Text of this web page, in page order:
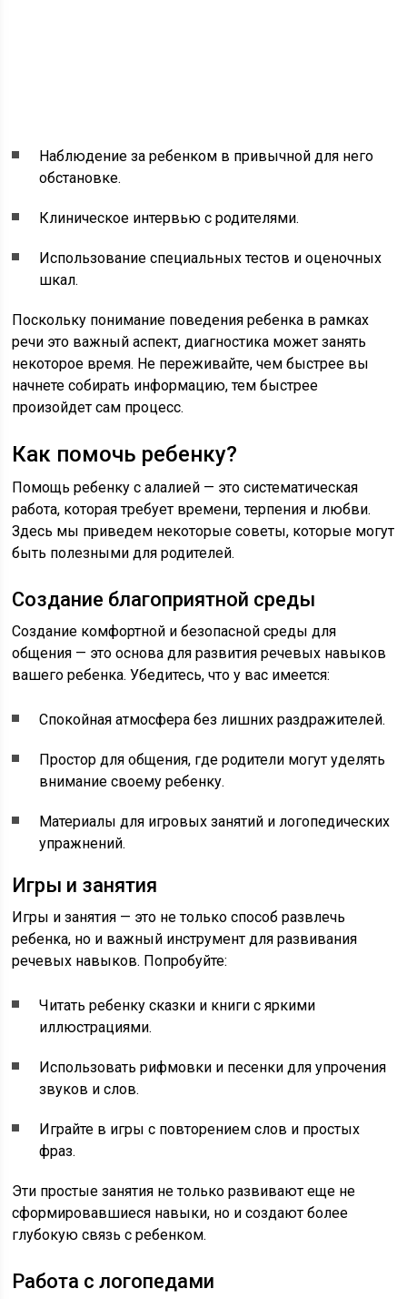
Наблюдение за ребенком в привычной для него
обстановке.
Клиническое интервью с родителями.
Использование специальных тестов и оценочных
шкал.
Поскольку понимание поведения ребенка в рамках
речи это важный аспект, диагностика может занять
некоторое время. Не переживайте, чем быстрее вы
начнете собирать информацию, тем быстрее
произойдет сам процесс.
Как помочь ребенку?
Помощь ребенку с алалией — это систематическая
работа, которая требует времени, терпения и любви.
Здесь мы приведем некоторые советы, которые могут
быть полезными для родителей.
Создание благоприятной среды
Создание комфортной и безопасной среды для
общения — это основа для развития речевых навыков
вашего ребенка. Убедитесь, что у вас имеется:
Спокойная атмосфера без лишних раздражителей.
Простор для общения, где родители могут уделять
внимание своему ребенку.
Материалы для игровых занятий и логопедических
упражнений.
Игры и занятия
Игры и занятия — это не только способ развлечь
ребенка, но и важный инструмент для развивания
речевых навыков. Попробуйте:
Читать ребенку сказки и книги с яркими
иллюстрациями.
Использовать рифмовки и песенки для упрочения
звуков и слов.
Играйте в игры с повторением слов и простых
фраз.
Эти простые занятия не только развивают еще не
сформировавшиеся навыки, но и создают более
глубокую связь с ребенком.
Работа с логопедами